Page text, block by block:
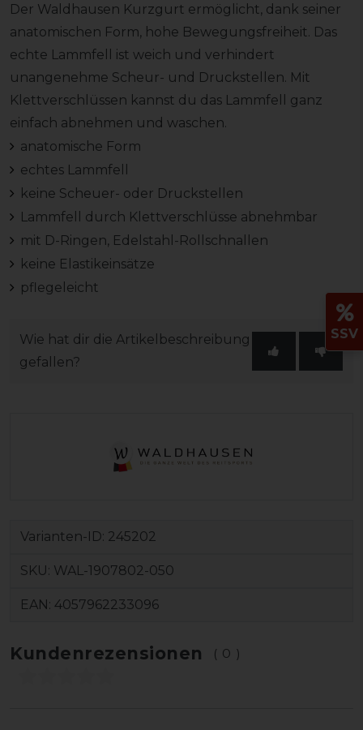
Der Waldhausen Kurzgurt ermöglicht, dank seiner
anatomischen Form, hohe Bewegungsfreiheit. Das
echte Lammfell ist weich und verhindert
unangenehme Scheur- und Druckstellen. Mit
Klettverschlüssen kannst du das Lammfell ganz
einfach abnehmen und waschen.
anatomische Form
echtes Lammfell
keine Scheuer- oder Druckstellen
Lammfell durch Klettverschlüsse abnehmbar
mit D-Ringen, Edelstahl-Rollschnallen
keine Elastikeinsätze
pflegeleicht
Wie hat dir die Artikelbeschreibung
gefallen?
Varianten-ID: 245202
SKU: WAL-1907802-050
EAN: 4057962233096
Kundenrezensionen (0)
SSV